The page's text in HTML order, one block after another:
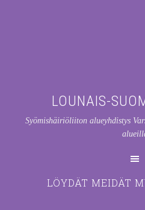
LOUNAIS-
Syömishäiriöliiton alueyhdistys
LÖYDÄT MEIDÄT